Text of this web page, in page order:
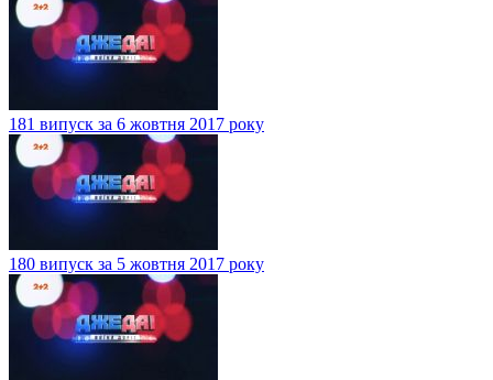
181 випуск за 6 жовтня 2017 року
180 випуск за 5 жовтня 2017 року